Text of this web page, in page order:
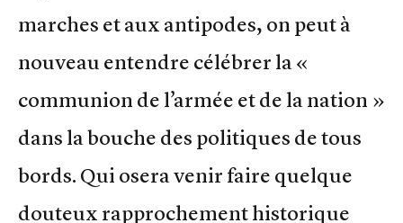
marches et aux antipodes, on peut à
nouveau entendre célébrer la «
communion de l’armée et de la nation »
dans la bouche des politiques de tous
bords. Qui osera venir faire quelque
douteux rapprochement historique